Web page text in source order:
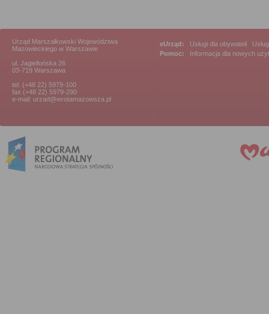
Urząd Marszałkowski Województwa
Mazowieckiego w Warszawie
ul. Jagiellońska 26
03-719 Warszawa
tel. (+48 22) 5979-100
fax (+48 22) 5979-290
e-mail: urzad@wrotamazowsza.pl
eUrząd: Usługi dla obywateli
Pomoc:
Informacja dla nowych